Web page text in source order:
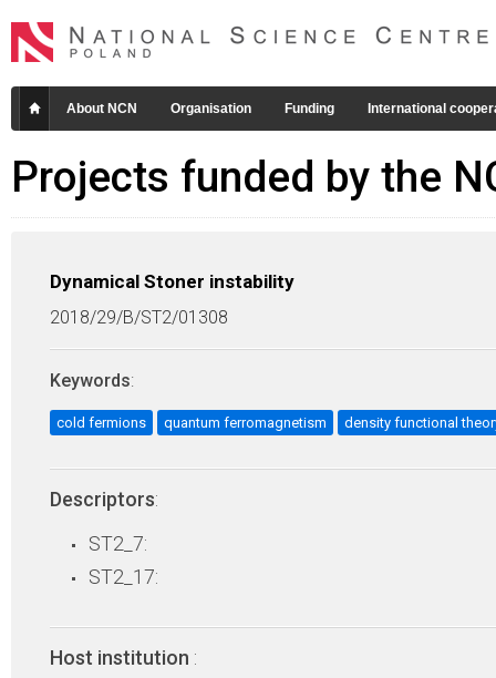
About NCN Organisation Funding International
Projects funded by the
Dynamical Stoner instability
2018/29/B/ST2/01308
Keywords:
cold fermions quantum ferromagnetism density functional
Descriptors:
ST2_7:
ST2_17:
Host institution :